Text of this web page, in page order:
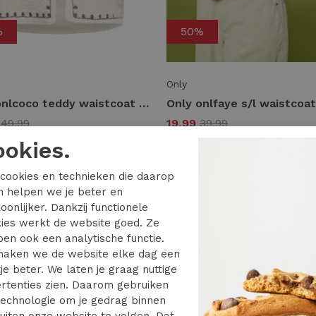
Only onlcoco teddy waistcoat cc otw Gilets 4892487 jet stream walnut
49,99
50%
Only
19,9939,99
de veelzijdigheid van Only
Gilets zijn de perfecte toevoeging aan elke
kledingstukken zijn niet alleen stijlvol, maar
en technieken die daarop
helpen we je beter en
Dankzij functionele
werkt de website goed. Ze
ook een analytische functie.
we de website elke dag een
beter. We laten je graag nuttige
zien. Daarom gebruiken
om je gedrag binnen